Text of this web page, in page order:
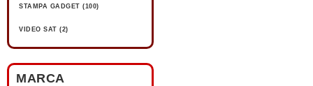
STAMPA GADGET (100)
VIDEO SAT (2)
MARCA